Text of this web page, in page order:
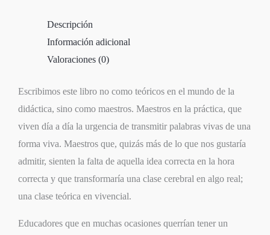
Descripción
Información adicional
Valoraciones (0)
Escribimos este libro no como teóricos en el mundo de la
didáctica, sino como maestros. Maestros en la práctica, que
viven día a día la urgencia de transmitir palabras vivas de una
forma viva. Maestros que, quizás más de lo que nos gustaría
admitir, sienten la falta de aquella idea correcta en la hora
correcta y que transformaría una clase cerebral en algo real;
una clase teórica en vivencial.
Educadores que en muchas ocasiones querrían tener un